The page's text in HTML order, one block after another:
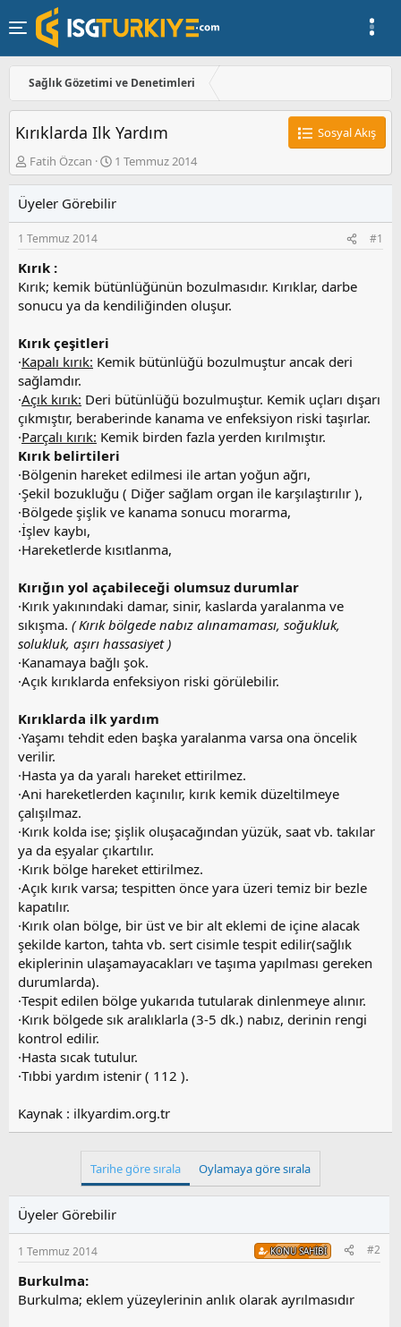
Sağlık Gözetimi ve Denetimleri
Kırıklarda Ilk Yardım
Sosyal Akış
K
o
u
y
u
a
ş
l
t
a
n
Fatih Özcan
B
a
l
a
ç
t
h
1 Temmuz 2014
Üyeler Görebilir
1 Temmuz 2014 #1
Kırık :
Kırık; kemik bütünlüğünün bozulmasıdır. Kırıklar, darbe
sonucu ya da kendiliğinden oluşur.
Kırık çeşitleri
·Kapalı kırık: Kemik bütünlüğü bozulmuştur ancak deri
sağlamdır.
·Açık kırık: Deri bütünlüğü bozulmuştur. Kemik uçları dışarı
çıkmıştır, beraberinde kanama ve enfeksiyon riski taşırlar.
·Parçalı kırık: Kemik birden fazla yerden kırılmıştır.
Kırık belirtileri
·Bölgenin hareket edilmesi ile artan yoğun ağrı,
·Şekil bozukluğu ( Diğer sağlam organ ile karşılaştırılır ),
·Bölgede şişlik ve kanama sonucu morarma,
·İşlev kaybı,
·Hareketlerde kısıtlanma,
Kırığın yol açabileceği olumsuz durumlar
·Kırık yakınındaki damar, sinir, kaslarda yaralanma ve
sıkışma. ( Kırık bölgede nabız alınamaması, soğukluk,
solukluk, aşırı hassasiyet )
·Kanamaya bağlı şok.
·Açık kırıklarda enfeksiyon riski görülebilir.
Kırıklarda ilk yardım
·Yaşamı tehdit eden başka yaralanma varsa ona öncelik
verilir.
·Hasta ya da yaralı hareket ettirilmez.
·Ani hareketlerden kaçınılır, kırık kemik düzeltilmeye
çalışılmaz.
·Kırık kolda ise; şişlik oluşacağından yüzük, saat vb. takılar
ya da eşyalar çıkartılır.
·Kırık bölge hareket ettirilmez.
·Açık kırık varsa; tespitten önce yara üzeri temiz bir bezle
kapatılır.
·Kırık olan bölge, bir üst ve bir alt eklemi de içine alacak
şekilde karton, tahta vb. sert cisimle tespit edilir(sağlık
ekiplerinin ulaşamayacakları ve taşıma yapılması gereken
durumlarda).
·Tespit edilen bölge yukarıda tutularak dinlenmeye alınır.
·Kırık bölgede sık aralıklarla (3-5 dk.) nabız, derinin rengi
kontrol edilir.
·Hasta sıcak tutulur.
·Tıbbi yardım istenir ( 112 ).
Kaynak : ilkyardim.org.tr
Tarihe göre sırala Oylamaya göre sırala
Üyeler Görebilir
1 Temmuz 2014 KONU SAHIBI #2
Burkulma:
Burkulma; eklem yüzeylerinin anlık olarak ayrılmasıdır